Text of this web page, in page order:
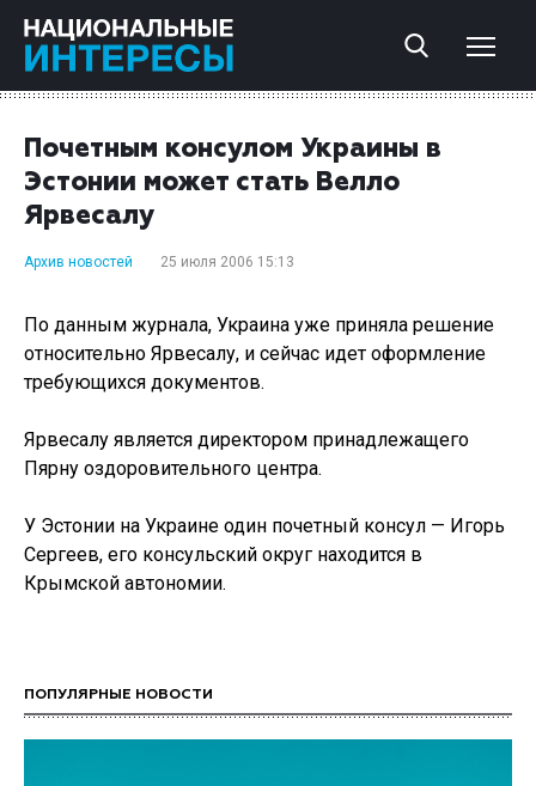
Почетным консулом Украины в
Эстонии может стать Велло
Ярвесалу
Архив новостей 25 июля 2006 15:13
По данным журнала, Украина уже приняла решение
относительно Ярвесалу, и сейчас идет оформление
требующихся документов.
Ярвесалу является директором принадлежащего
Пярну оздоровительного центра.
У Эстонии на Украине один почетный консул — Игорь
Сергеев, его консульский округ находится в
Крымской автономии.
ПОПУЛЯРНЫЕ НОВОСТИ